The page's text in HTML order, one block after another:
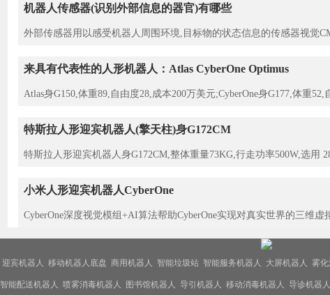
机器人传感器(识别外部信息的器官)有哪些
外部传感器用以感受机器人周围环境,目标物的状态信息的传感器视觉
来具有代表性的人形机器人：Atlas CyberOne Optimus
Atlas身G150,体重89,自由度28,成本200万美元;CyberOne身G177,体重
特斯拉人形迎宾机器人(擎天柱)身G172CM
特斯拉人形迎宾机器人身G172CM,整体重量73KG,行走功率500W,选
小米人形迎宾机器人CyberOne
CyberOne深度视觉模组+AI算法帮助CyberOne实现对真实世界的三维
迎宾机器人 移动机器人底盘 商用机器人 智能垃圾站 智能服务机器人 大屏机器人 雾化
智能配送机器人 喷雾消毒机器人 图书馆机器人 导引机器人 移动消毒机器人 导诊机器人